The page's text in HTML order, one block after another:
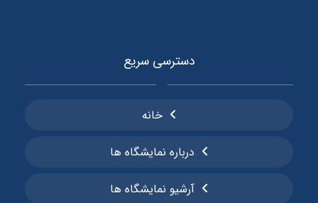
دسترسی سریع
خانه
درباره نمایشگاه ها
آرشیو نمایشگاه ها